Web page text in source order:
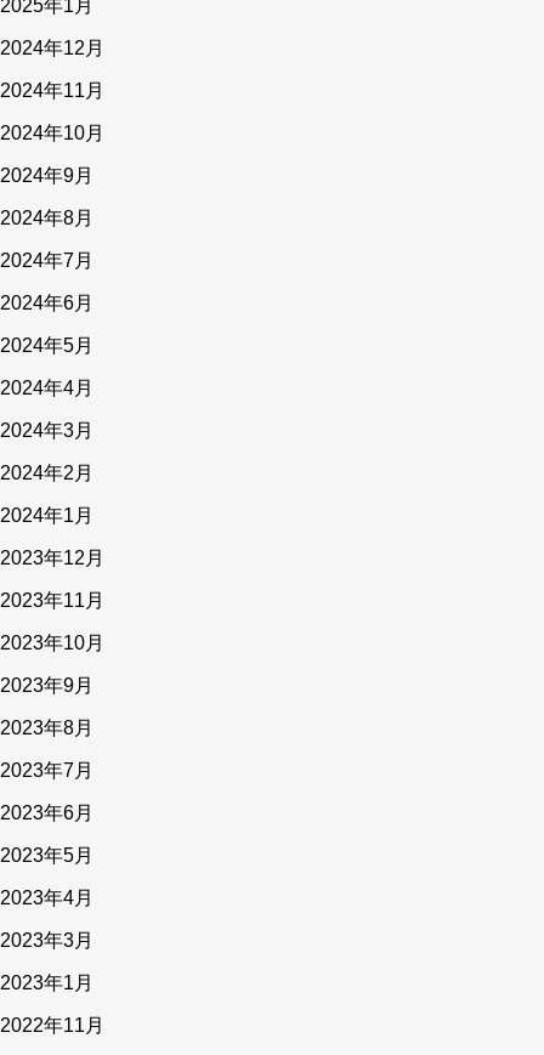
2025年1月
2024年12月
2024年11月
2024年10月
2024年9月
2024年8月
2024年7月
2024年6月
2024年5月
2024年4月
2024年3月
2024年2月
2024年1月
2023年12月
2023年11月
2023年10月
2023年9月
2023年8月
2023年7月
2023年6月
2023年5月
2023年4月
2023年3月
2023年1月
2022年11月